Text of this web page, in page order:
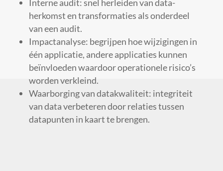
Interne audit: snel herleiden van data-
herkomst en transformaties als onderdeel
van een audit.
Impactanalyse: begrijpen hoe wijzigingen in
één applicatie, andere applicaties kunnen
beïnvloeden waardoor operationele risico’s
worden verkleind.
Waarborging van datakwaliteit: integriteit
van data verbeteren door relaties tussen
datapunten in kaart te brengen.